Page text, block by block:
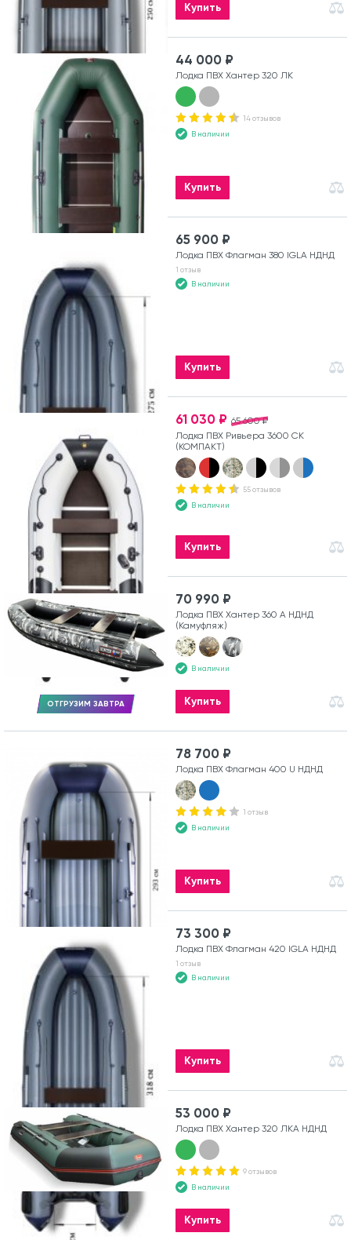
Купить
44 000 ₽
Лодка ПВХ Хантер 320 ЛК
14 отзывов
В наличии
Купить
65 900 ₽
Лодка ПВХ Флагман 380 IGLA НДНД
1 отзыв
В наличии
Купить
65 600 ₽
61 030 ₽
Лодка ПВХ Ривьера 3600 СК
(КОМПАКТ)
55 отзывов
В наличии
Купить
ОТГРУЗИМ ЗАВТРА
70 990 ₽
Лодка ПВХ Хантер 360 А НДНД
(Камуфляж)
В наличии
Купить
78 700 ₽
Лодка ПВХ Флагман 400 U НДНД
1 отзыв
В наличии
Купить
73 300 ₽
Лодка ПВХ Флагман 420 IGLA НДНД
1 отзыв
В наличии
Купить
53 000 ₽
Лодка ПВХ Хантер 320 ЛКА НДНД
9 отзывов
В наличии
Купить